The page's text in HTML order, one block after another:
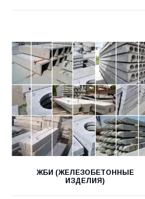
ЖБИ (ЖЕЛЕЗОБЕТОННЫЕ
ИЗДЕЛИЯ)